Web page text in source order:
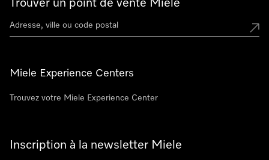
Trouver un point de vente Miele
Miele Experience Centers
Trouvez votre Miele Experience Center
Inscription à la newsletter Miele